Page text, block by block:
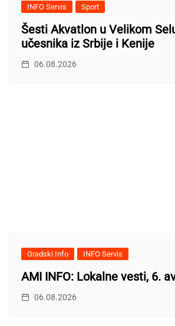
INFO Servis Sport
Šesti Akvatlon u Velikom
učesnika iz Srbije i Kenije
06.08.2026
Gradski Info INFO Servis
AMI INFO: Lokalne vesti, 6.
06.08.2026